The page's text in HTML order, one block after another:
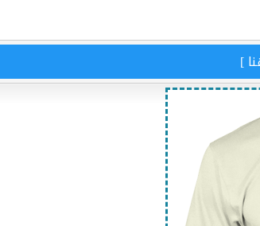
]